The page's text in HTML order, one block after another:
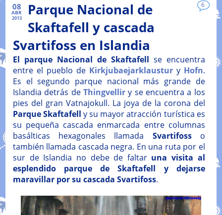
08
ABR
2013
6
Parque Nacional de
Skaftafell y cascada
Svartifoss en Islandia
El parque Nacional de Skaftafell se encuentra
entre el pueblo de Kirkjubaejarklaustury Hofn.
Es el segundo parque nacional más grande de
Islandia detrás de Thingvelliry se encuentra a los
pies del gran Vatnajokull. La joya de la corona del
Parque Skaftafell y su mayor atracción turística es
su pequeña cascada enmarcada entre columnas
basálticas hexagonales llamada Svartifosso
también llamada cascada negra. En una ruta por el
sur de Islandia no debe de faltar una visita al
esplendido parque de Skaftafell y dejarse
maravillar por su cascada Svartifoss.